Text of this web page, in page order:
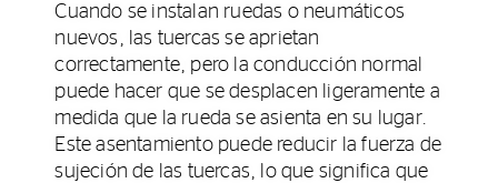
Cuando se instalan ruedas o neumáticos
nuevos, las tuercas se aprietan
correctamente, pero la conducción normal
puede hacer que se desplacen ligeramente a
medida que la rueda se asienta en su lugar.
Este asentamiento puede reducir la fuerza de
sujeción de las tuercas, lo que significa que